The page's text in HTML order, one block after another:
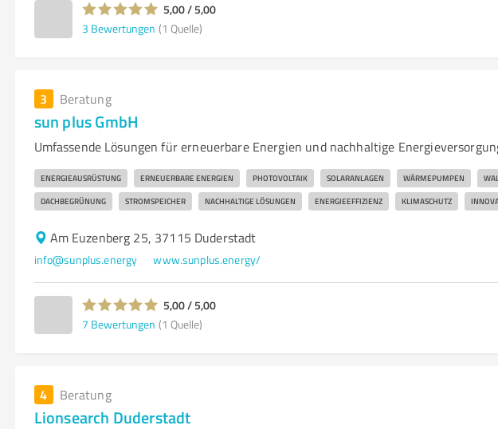
5,00 / 5,00
3 Bewertungen (1 Quelle)
3 Beratung
sun plus GmbH
Umfassende Lösungen für erneuerbare Energien und nachhaltige
ENERGIEAUSRÜSTUNG ERNEUERBARE ENERGIEN PHOTOVOLTAIK SOLARANLAGEN WÄRMEPUMPEN
DACHBEGRÜNUNG STROMSPEICHER NACHHALTIGE LÖSUNGEN ENERGIEEFFIZIENZ KLIMASCHUTZ
Am Euzenberg 25, 37115 Duderstadt
info@sunplus.energy www.sunplus.energy/
5,00 / 5,00
7 Bewertungen (1 Quelle)
4 Beratung
Lionsearch Duderstadt